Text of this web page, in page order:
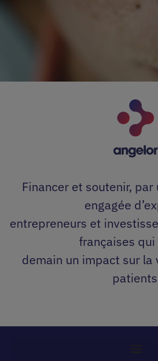
Financer et soutenir,
engagée
entrepreneurs et
françaises
demain un impact sur la